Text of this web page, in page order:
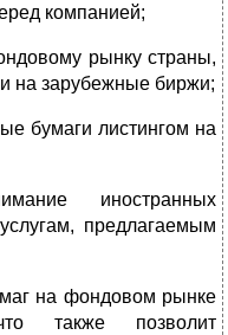
компанией;
рынку страны,
и на зарубежные биржи;
бумаги листингом на
иностранных
предлагаемым
на фондовом рынке
также позволит